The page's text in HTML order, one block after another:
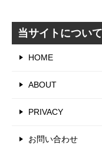
リ
当サイトについて
HOME
ABOUT
PRIVACY
お問い合わせ